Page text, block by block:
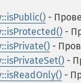
-
-
-
-
-